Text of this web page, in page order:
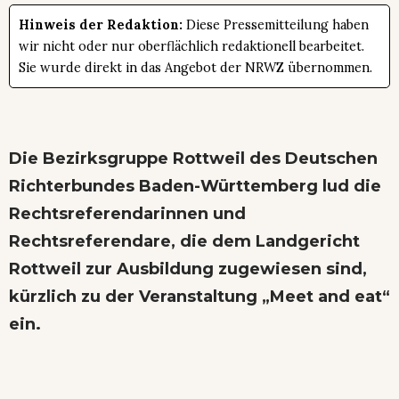
Hinweis der Redaktion: Diese Pressemitteilung haben
wir nicht oder nur oberflächlich redaktionell bearbeitet.
Sie wurde direkt in das Angebot der NRWZ übernommen.
Die Bezirksgruppe Rottweil des Deutschen
Richterbundes Baden-Württemberg lud die
Rechtsreferendarinnen und
Rechtsreferendare, die dem Landgericht
Rottweil zur Ausbildung zugewiesen sind,
kürzlich zu der Veranstaltung „Meet and eat“
ein.